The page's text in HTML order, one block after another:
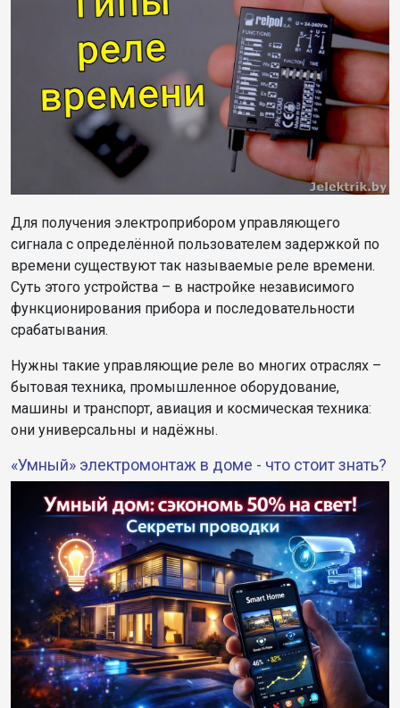
Для получения электроприбором управляющего
сигнала с определённой пользователем задержкой по
времени существуют так называемые реле времени.
Суть этого устройства – в настройке независимого
функционирования прибора и последовательности
срабатывания.
Нужны такие управляющие реле во многих отраслях –
бытовая техника, промышленное оборудование,
машины и транспорт, авиация и космическая техника:
они универсальны и надёжны.
«Умный» электромонтаж в доме - что стоит знать?